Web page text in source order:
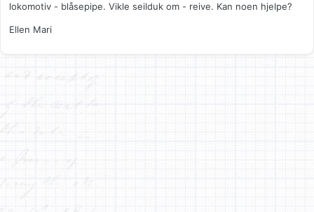
lokomotiv - blåsepipe. Vikle seilduk om - reive. Kan noen hjelpe?
Ellen Mari